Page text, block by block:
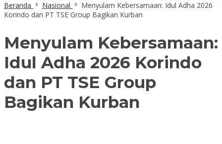
Beranda Nasional
Menyulam Kebersamaan: Idul Adha 2026
Korindo dan PT TSE Group Bagikan Kurban
Menyulam Kebersamaan:
Idul Adha 2026 Korindo
dan PT TSE Group
Bagikan Kurban